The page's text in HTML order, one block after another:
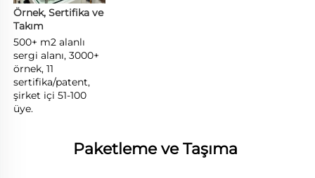
Örnek, Sertifika ve
Takım
500+ m2 alanlı
sergi alanı, 3000+
örnek, 11
sertifika/patent,
şirket içi 51-100
üye.
Paketleme ve Taşıma